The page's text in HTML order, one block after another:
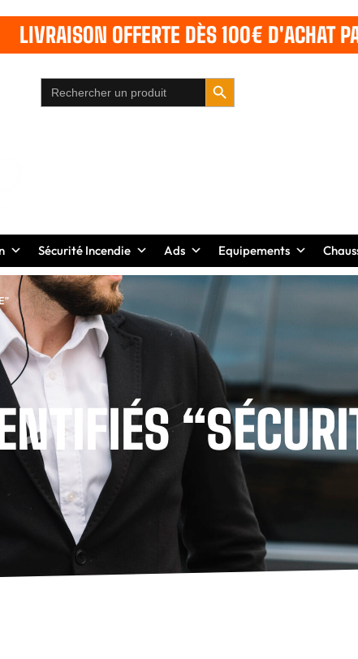
LIVRAISON OFFERTE DÈS 100€ D'ACHAT
Search
for: SEARCH BUTTON
Sécurité Incendie Ads Equipements